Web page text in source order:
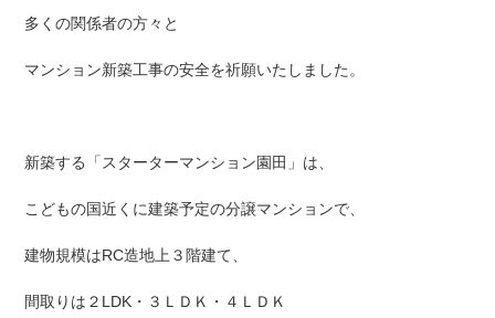
多くの関係者の方々と
マンション新築工事の安全を祈願いたしました。
新築する「スターターマンション園田」は、
こどもの国近くに建築予定の分譲マンションで、
建物規模はRC造地上３階建て、
間取りは２LDK・３ＬＤＫ・４ＬＤＫ